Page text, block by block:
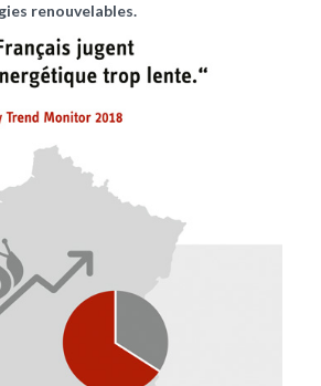
renouvelables.